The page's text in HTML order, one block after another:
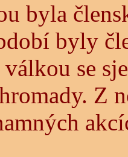
byla
byly
válkou se
Z